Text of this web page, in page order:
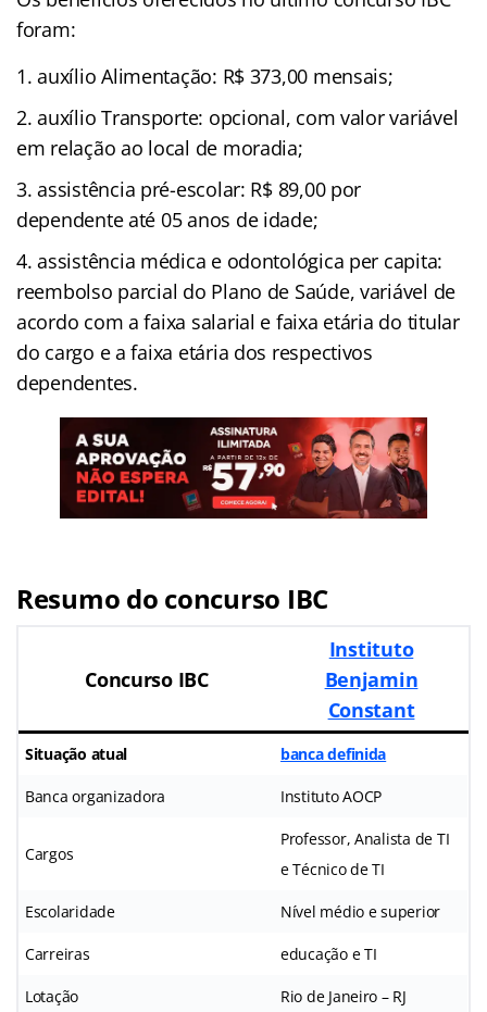
foram:
auxílio Alimentação: R$ 373,00 mensais;
auxílio Transporte: opcional, com valor variável
em relação ao local de moradia;
assistência pré-escolar: R$ 89,00 por
dependente até 05 anos de idade;
assistência médica e odontológica per capita:
reembolso parcial do Plano de Saúde, variável de
acordo com a faixa salarial e faixa etária do titular
do cargo e a faixa etária dos respectivos
dependentes.
Resumo do concurso IBC
Concurso IBC
Instituto
Benjamin
Constant
Situação atual banca definida
Banca organizadora Instituto AOCP
Cargos
Professor, Analista de TI
e Técnico de TI
Escolaridade Nível médio e superior
Carreiras educação e TI
Lotação Rio de Janeiro – RJ